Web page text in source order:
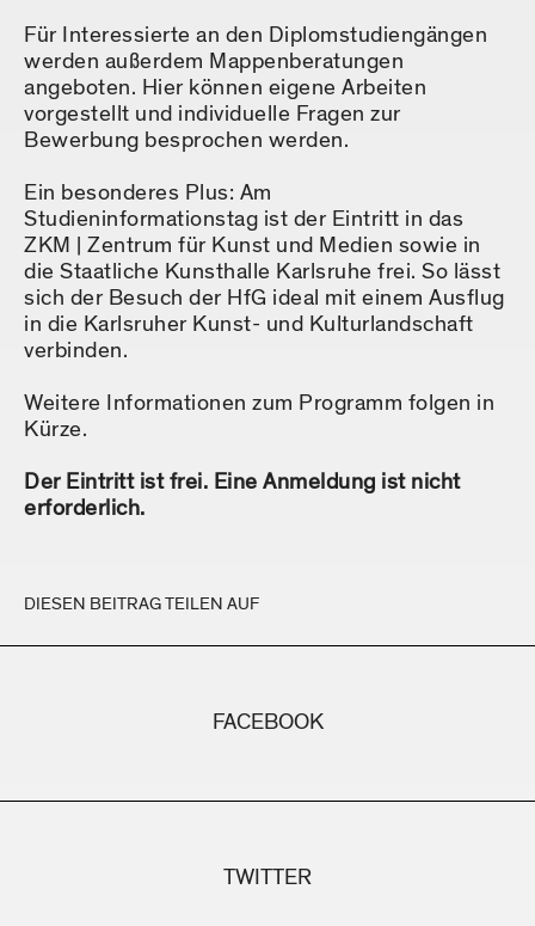
Für Interessierte an den Diplomstudiengängen
werden außerdem Mappenberatungen
angeboten. Hier können eigene Arbeiten
vorgestellt und individuelle Fragen zur
Bewerbung besprochen werden.
Ein besonderes Plus: Am
Studieninformationstag ist der Eintritt in das
ZKM | Zentrum für Kunst und Medien sowie in
die Staatliche Kunsthalle Karlsruhe frei. So lässt
sich der Besuch der HfG ideal mit einem Ausflug
in die Karlsruher Kunst- und Kulturlandschaft
verbinden.
Weitere Informationen zum Programm folgen in
Kürze.
Der Eintritt ist frei. Eine Anmeldung ist nicht
erforderlich.
DIESEN BEITRAG TEILEN AUF
FACEBOOK
TWITTER